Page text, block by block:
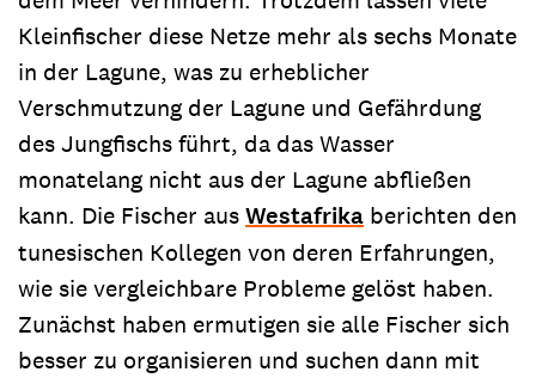
Kleinfischer diese Netze mehr als sechs Monate
in der Lagune, was zu erheblicher
Verschmutzung der Lagune und Gefährdung
des Jungfischs führt, da das Wasser
monatelang nicht aus der Lagune abfließen
kann. Die Fischer ausWestafrika berichten den
tunesischen Kollegen von deren Erfahrungen,
wie sie vergleichbare Probleme gelöst haben.
Zunächst haben ermutigen sie alle Fischer sich
besser zu organisieren und suchen dann mit